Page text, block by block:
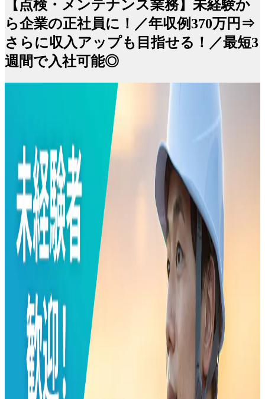
【点検・メンテナンス業務】未経験か
ら企業の正社員に！／年収例370万円⇒
さらに収入アップも目指せる！／最短3
週間で入社可能◎